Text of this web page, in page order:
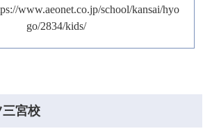
www.aeonet.co.jp/school/kansai/hyo
go/2834/kids/
宮校